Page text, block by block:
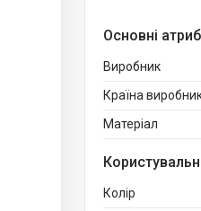
Основні
Виробник
Країна
Матеріал
Колір